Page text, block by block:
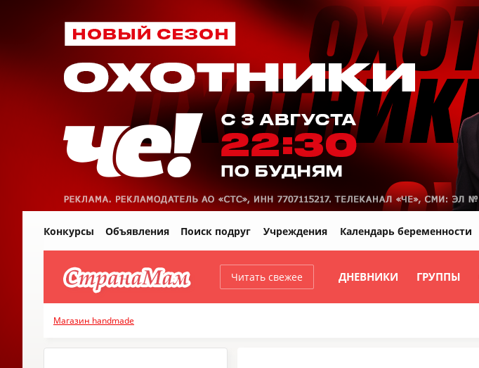
Читать свежее ДНЕВНИКИ ГРУППЫ
Конкурсы Объявления Поиск подруг Учреждения Календарь беременности
Магазин handmade